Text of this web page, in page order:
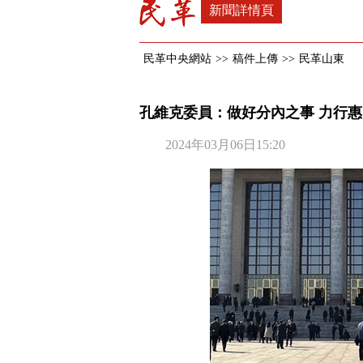
新聞詳情頁
民革中央網站 >> 稿件上傳 >> 民革山東
孔維克委員：做好分內之事 力行
2024年03月06日15:20